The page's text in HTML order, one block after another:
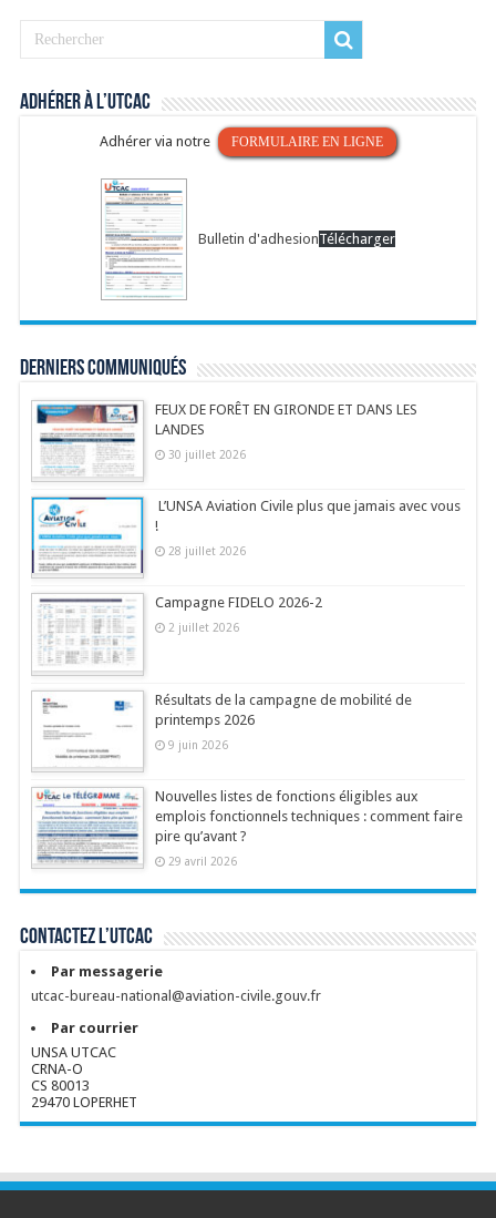
Adhérer à l’UTCAC
Adhérer via notre FORMULAIRE EN LIGNE
Bulletin d'adhesionTélécharger
Derniers communiqués
FEUX DE FORÊT EN GIRONDE ET DANS LES
LANDES
30 juillet 2026
L’UNSA Aviation Civile plus que jamais avec vous
!
28 juillet 2026
Campagne FIDELO 2026-2
2 juillet 2026
Résultats de la campagne de mobilité de
printemps 2026
9 juin 2026
Nouvelles listes de fonctions éligibles aux
emplois fonctionnels techniques : comment faire
pire qu’avant ?
29 avril 2026
Contactez l’UTCAC
Par messagerie
utcac-bureau-national@aviation-civile.gouv.fr
Par courrier
UNSA UTCAC
CRNA-O
CS 80013
29470 LOPERHET